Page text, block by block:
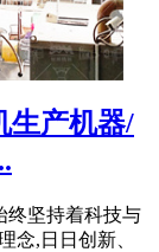
生产机器/
终坚持着科技与
念,日日创新、